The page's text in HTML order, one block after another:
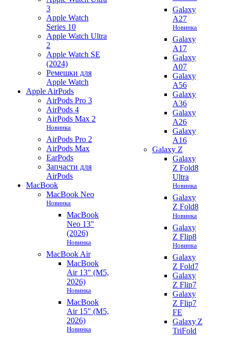
3
Apple Watch
Series 10
Apple Watch Ultra
2
Apple Watch SE
(2024)
Ремешки для
Apple Watch
Apple AirPods
AirPods Pro 3
AirPods 4
AirPods Max 2
Новинка
AirPods Pro 2
AirPods Max
EarPods
Запчасти для
AirPods
MacBook
MacBook Neo
Новинка
MacBook
Neo 13"
(2026)
Новинка
MacBook Air
MacBook
Air 13" (M5,
2026)
Новинка
MacBook
Air 15" (M5,
2026)
Новинка
Galaxy
A27
Новинка
Galaxy
A17
Galaxy
A07
Galaxy
A56
Galaxy
A36
Galaxy
A26
Galaxy
A16
Galaxy Z
Galaxy
Z Fold8
Ultra
Новинка
Galaxy
Z Fold8
Новинка
Galaxy
Z Flip8
Новинка
Galaxy
Z Fold7
Galaxy
Z Flip7
Galaxy
Z Flip7
FE
Galaxy Z
TriFold